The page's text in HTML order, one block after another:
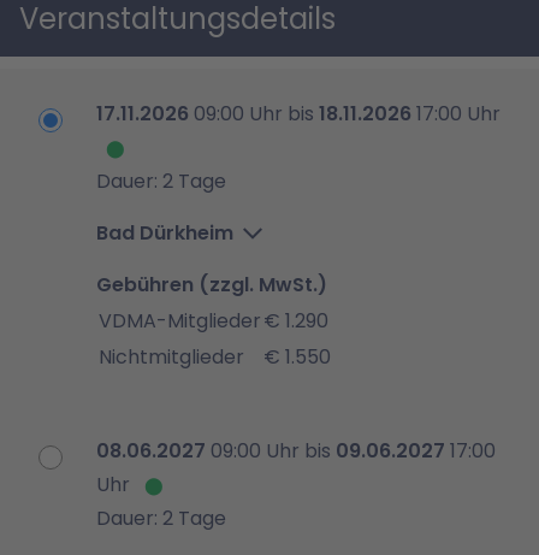
Veranstaltungsdetails
17.11.2026 09:00 Uhr bis 18.11.2026 17:00 Uhr
Dauer: 2 Tage
Bad Dürkheim
Gebühren (zzgl. MwSt.)
VDMA-Mitglieder€ 1.290
Nichtmitglieder
€ 1.550
08.06.2027 09:00 Uhr bis 09.06.2027 17:00
Uhr
Dauer: 2 Tage